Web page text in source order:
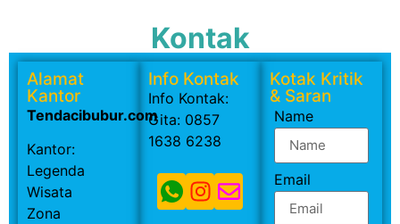
Kontak
Alamat
Kantor
Tendacibubur.com
Kantor:
Legenda
Wisata
Zona
Info Kontak
Info Kontak:
Gita: 0857
1638 6238
Kotak Kritik
& Saran
Name
Email